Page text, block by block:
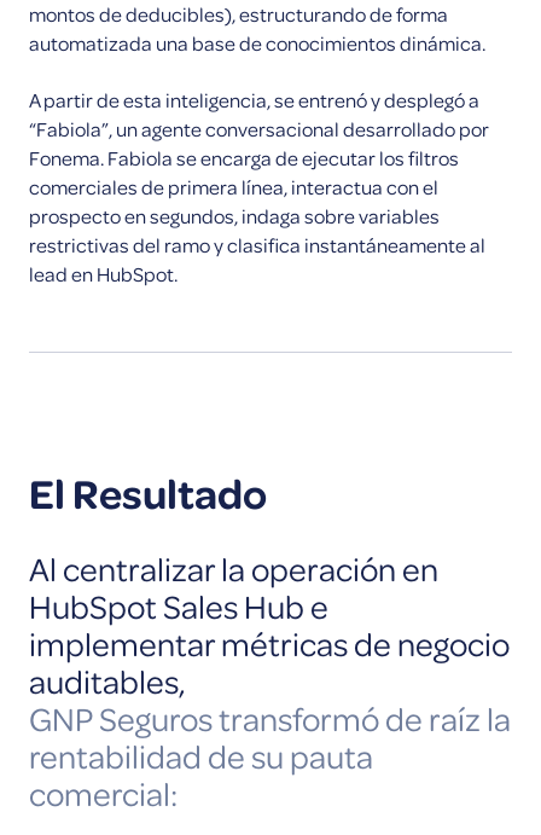
montos de deducibles), estructurando de forma
automatizada una base de conocimientos dinámica.
A partir de esta inteligencia, se entrenó y desplegó a
“Fabiola”, un agente conversacional desarrollado por
Fonema. Fabiola se encarga de ejecutar los filtros
comerciales de primera línea, interactua con el
prospecto en segundos, indaga sobre variables
restrictivas del ramo y clasifica instantáneamente al
lead en HubSpot.
El Resultado
Al centralizar la operación en
HubSpot Sales Hub e
implementar métricas de negocio
auditables,
GNP Seguros transformó de raíz la
rentabilidad de su pauta
comercial: